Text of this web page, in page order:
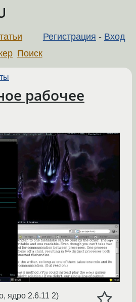
Регистрация - Вход
Поиск
рабочее
ядро 2.6.11 2)